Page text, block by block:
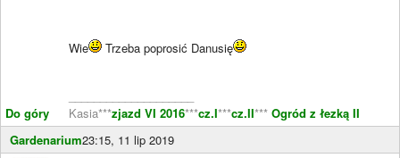
Do góry
Wie Trzeba poprosić Danusię
Kasia***zjazd VI 2016***cz.I***cz.II*** Ogród z łezką II
Gardenarium23:15, 11 lip 2019